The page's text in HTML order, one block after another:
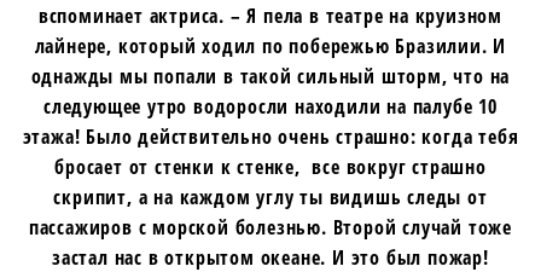
вспоминает актриса. – Я пела в театре на круизном
лайнере, который ходил по побережью Бразилии. И
однажды мы попали в такой сильный шторм, что на
следующее утро водоросли находили на палубе 10
этажа! Было действительно очень страшно: когда тебя
бросает от стенки к стенке, все вокруг страшно
скрипит, а на каждом углу ты видишь следы от
пассажиров с морской болезнью. Второй случай тоже
застал нас в открытом океане. И это был пожар!